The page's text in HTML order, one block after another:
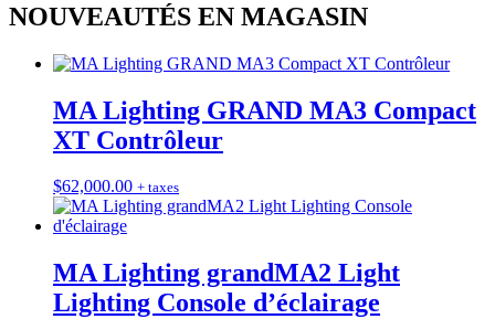
NOUVEAUTÉS EN MAGASIN
MA Lighting GRAND MA3 Compact
XT Contrôleur
$62,000.00 + taxes
MA Lighting grandMA2 Light
Lighting Console d’éclairage